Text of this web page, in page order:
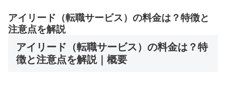
アイリード（転職サービス）の料金は？特徴と
注意点を解説
アイリード（転職サービス）の料金は？特
徴と注意点を解説｜概要